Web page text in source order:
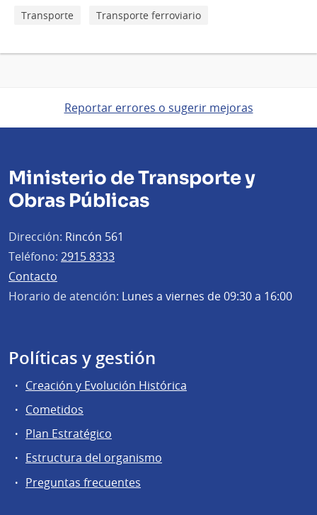
Transporte Transporte ferroviario
Reportar errores o sugerir mejoras
Ministerio de Transporte y
Obras Públicas
Dirección: Rincón 561
Teléfono: 2915 8333
Contacto
Horario de atención: Lunes a viernes de 09:30 a 16:00
Políticas y gestión
Creación y Evolución Histórica
Cometidos
Plan Estratégico
Estructura del organismo
Preguntas frecuentes